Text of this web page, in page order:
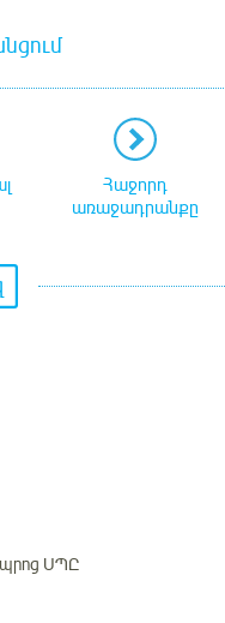
Հաջորդ
առաջադրանքը
ՍՊԸ